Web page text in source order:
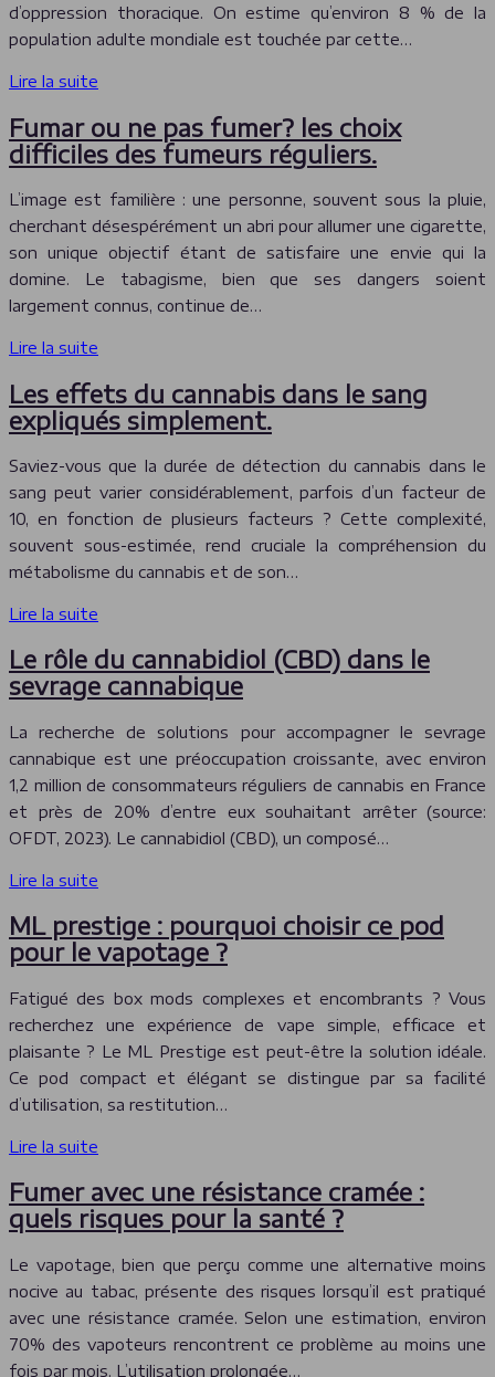
d’oppression thoracique. On estime qu’environ 8 % de la
population adulte mondiale est touchée par cette…
Lire la suite
Fumar ou ne pas fumer? les choix
difficiles des fumeurs réguliers.
L’image est familière : une personne, souvent sous la pluie,
cherchant désespérément un abri pour allumer une cigarette,
son unique objectif étant de satisfaire une envie qui la
domine. Le tabagisme, bien que ses dangers soient
largement connus, continue de…
Lire la suite
Les effets du cannabis dans le sang
expliqués simplement.
Saviez-vous que la durée de détection du cannabis dans le
sang peut varier considérablement, parfois d’un facteur de
10, en fonction de plusieurs facteurs ? Cette complexité,
souvent sous-estimée, rend cruciale la compréhension du
métabolisme du cannabis et de son…
Lire la suite
Le rôle du cannabidiol (CBD) dans le
sevrage cannabique
La recherche de solutions pour accompagner le sevrage
cannabique est une préoccupation croissante, avec environ
1,2 million de consommateurs réguliers de cannabis en France
et près de 20% d’entre eux souhaitant arrêter (source:
OFDT, 2023). Le cannabidiol (CBD), un composé…
Lire la suite
ML prestige : pourquoi choisir ce pod
pour le vapotage ?
Fatigué des box mods complexes et encombrants ? Vous
recherchez une expérience de vape simple, efficace et
plaisante ? Le ML Prestige est peut-être la solution idéale.
Ce pod compact et élégant se distingue par sa facilité
d’utilisation, sa restitution…
Lire la suite
Fumer avec une résistance cramée :
quels risques pour la santé ?
Le vapotage, bien que perçu comme une alternative moins
nocive au tabac, présente des risques lorsqu’il est pratiqué
avec une résistance cramée. Selon une estimation, environ
70% des vapoteurs rencontrent ce problème au moins une
fois par mois. L’utilisation prolongée…